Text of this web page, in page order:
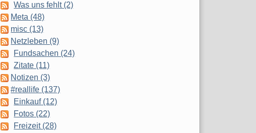
Was uns fehlt (2)
Meta (48)
misc (13)
Netzleben (9)
Fundsachen (24)
Zitate (11)
Notizen (3)
#reallife (137)
Einkauf (12)
Fotos (22)
Freizeit (28)